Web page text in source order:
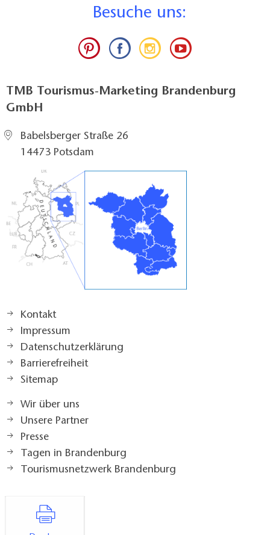
Besuche uns:
TMB Tourismus-Marketing Brandenburg
GmbH
Babelsberger Straße 26
14473 Potsdam
Kontakt
Impressum
Datenschutzerklärung
Barrierefreiheit
Sitemap
Wir über uns
Unsere Partner
Presse
Tagen in Brandenburg
Tourismusnetzwerk Brandenburg